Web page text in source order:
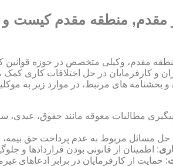
مقدم, منطقه مقدم کیست
مقدم، وکیلی متخصص در حوزه قوانین
و کارفرمایان در حل اختلافات کاری کمک
و بخشنامه های مرتبط، در موارد زیر به
مطالبات معوقه مانند حقوق، عیدی،
حل مسائل مربوط به عدم پرداخت حق بیمه،
: اطمینان از قانونی بودن قراردادها و
: حمایت از کارفرمایان در برابر ادعاهای